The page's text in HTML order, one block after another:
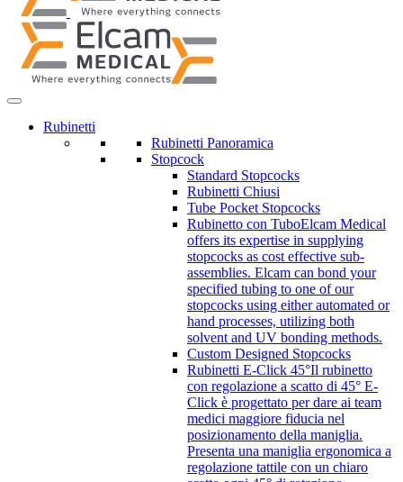
Rubinetti
Rubinetti Panoramica
Stopcock
Standard Stopcocks
Rubinetti Chiusi
Tube Pocket Stopcocks
Rubinetto con TuboElcam Medical
offers its expertise in supplying
stopcocks as cost effective sub-
assemblies. Elcam can bond your
specified tubing to one of our
stopcocks using either automated or
hand processes, utilizing both
solvent and UV bonding methods.
Custom Designed Stopcocks
Rubinetti E-Click 45°Il rubinetto
con regolazione a scatto di 45° E-
Click è progettato per dare ai team
medici maggiore fiducia nel
posizionamento della maniglia.
Presenta una maniglia ergonomica a
regolazione tattile con un chiaro